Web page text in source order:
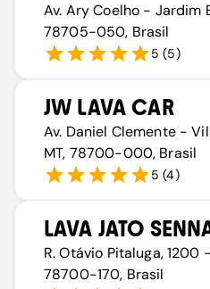
Av. Ary Coelho - Jardim
78705-050, Brasil
5 (5)
JW LAVA CAR
Av. Daniel Clemente -
MT, 78700-000, Brasil
5 (4)
LAVA JATO
R. Otávio Pitaluga,
78700-170, Brasil